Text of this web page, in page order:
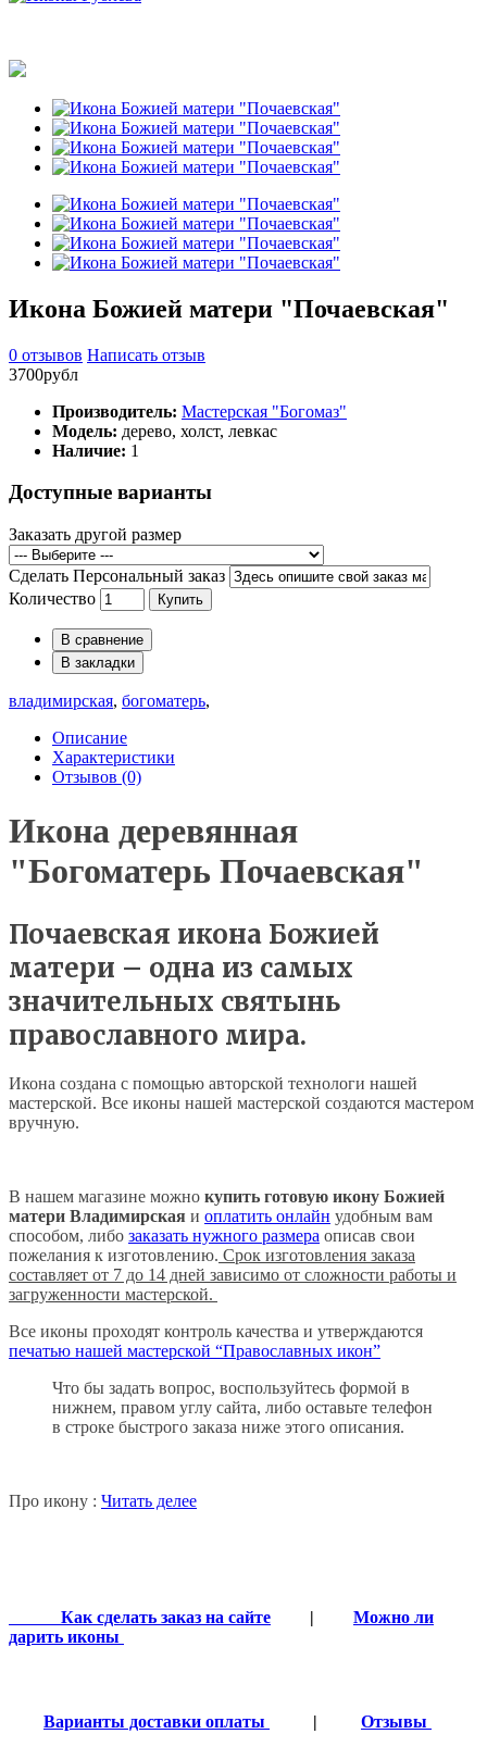
Икона Божией матери "Почаевская"
0 отзывов Написать отзыв
3700рубл
Производитель: Мастерская "Богомаз"
Модель: дерево, холст, левкас
Наличие: 1
Доступные варианты
Заказать другой размер
Сделать Персональный заказ
Количество
Купить
В сравнение
В закладки
владимирская, богоматерь,
Описание
Характеристики
Отзывов (0)
Икона деревянная
"Богоматерь Почаевская"
Почаевская икона Божией
матери – одна из самых
значительных святынь
православного мира.
Икона создана с помощью авторской технологи нашей
мастерской. Все иконы нашей мастерской создаются мастером
вручную.
В нашем магазине можно купить готовую икону Божией
матери Владимирская и оплатить онлайн удобным вам
способом, либо заказать нужного размера описав свои
пожелания к изготовлению. Срок изготовления заказа
составляет от 7 до 14 дней зависимо от сложности работы и
загруженности мастерской.
Все иконы проходят контроль качества и утверждаются
печатью нашей мастерской “Православных икон”
Что бы задать вопрос, воспользуйтесь формой в
нижнем, правом углу сайта, либо оставьте телефон
в строке быстрого заказа ниже этого описания.
Про икону : Читать делее
Как сделать заказ на сайте | Можно ли
дарить иконы
Варианты доставки оплаты | Отзывы